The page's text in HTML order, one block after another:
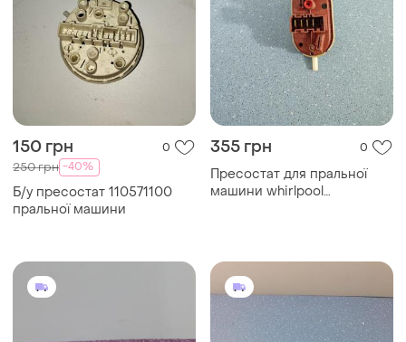
150 грн 0
250 грн -40%
Б/у пресостат 110571100
пральної машини
355 грн 0
Пресостат для пральної
машини whirlpool